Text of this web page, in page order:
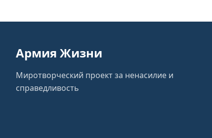
Армия Жизни
Миротворческий проект за ненасилие и
справедливость